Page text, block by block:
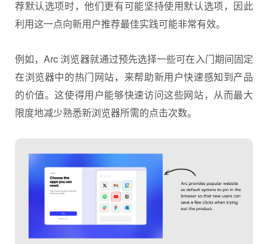
荐默认选项时，他们更有可能坚持使用默认选项，因此
利用这一点向新用户推荐最佳实践可能非常有效。
例如，Arc 浏览器就通过预先选择一些可在入门期间固定
在浏览器中的热门网站，来帮助新用户快速感知到产品
的价值。这使得用户能够快速访问这些网站，从而最大
限度地减少熟悉新浏览器所需的点击次数。